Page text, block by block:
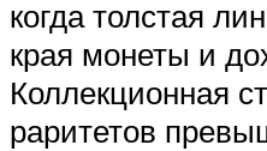
когда толстая
края монеты и
Коллекционная
раритетов